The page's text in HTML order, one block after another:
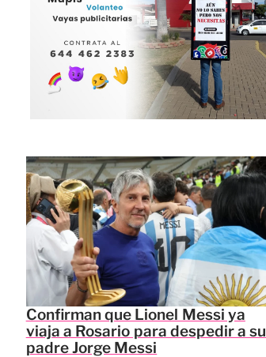
Confirman que Lionel Messi ya
viaja a Rosario para despedir a su
padre Jorge Messi